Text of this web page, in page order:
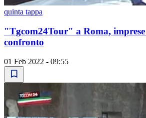
quinta tappa
"Tgcom24Tour" a Roma,
confronto
01 Feb 2022 - 09:55